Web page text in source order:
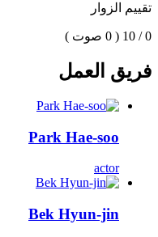
تقييم الزوار
0 / 10 ( 0 صوت )
فريق العمل
Park Hae-soo
actor
Bek Hyun-jin